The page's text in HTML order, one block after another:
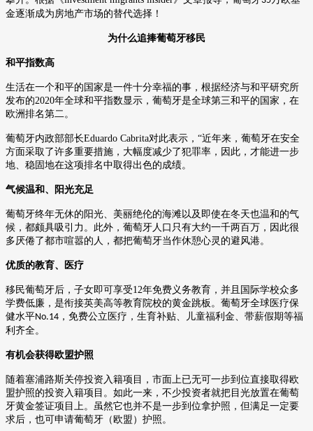
金逐渐成为房地产市场的替代选择！
为什么追捧葡萄牙移民
和平指数高
生活在一个和平的国家是一件十分幸福的事，根据经济与和平研究所
发布的2020年全球和平指数显示，葡萄牙是全球第三和平的国家，在
欧洲排名第二。
葡萄牙内政部部长Eduardo Cabrita对此表示，“近年来，葡萄牙在安全
方面采取了许多重要措施，大幅度减少了犯罪率，因此，才能进一步
地、稳固地在这项排名中取得出色的成绩。
气候温和、阳光充足
葡萄牙终年无休的阳光、美丽绝伦的海滩以及即使在冬天也温和的气
候，都颇具吸引力。此外，葡萄牙人口只有大约一千两百万，因此很
多厌倦了都市喧嚣的人，都把葡萄牙当作休憩心灵的避风港。
优质的教育、医疗
移民葡萄牙后，子女即可享受12年免费义务教育，并且国际学校众多
学费低廉，是衔接英美高等教育院校的黄金跳板。葡萄牙全球医疗保
健水平No.14 ，免费公立医疗，生育补贴、儿童福利金、带薪假期等福
利齐全。
有机会获得欧盟护照
随着塞浦路斯关停投资入籍项目，市面上已无可一步到位直接取得欧
盟护照的投资入籍项目。如此一来，不少投资者就把目光放置在葡萄
牙黄金签证项目上。虽然它也并不是一步到位拿护照，但满足一定要
求后，也可申请葡萄牙 （ 欧盟 ） 护照。